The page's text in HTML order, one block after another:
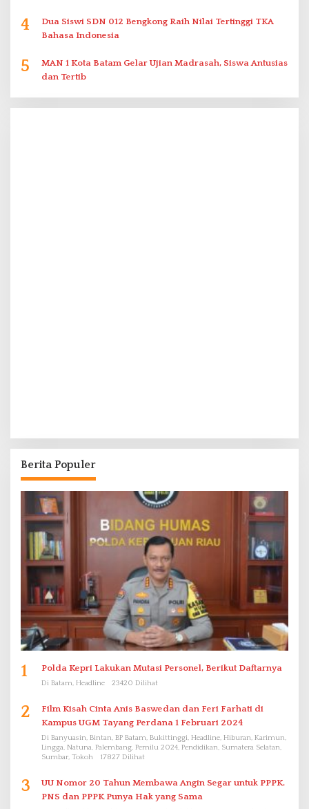
4
Dua Siswi SDN 012 Bengkong Raih Nilai Tertinggi TKA
Bahasa Indonesia
5
MAN 1 Kota Batam Gelar Ujian Madrasah, Siswa Antusias
dan Tertib
Berita Populer
1 Polda Kepri Lakukan Mutasi Personel, Berikut Daftarnya
Di Batam, Headline 23420 Dilihat
2
Film Kisah Cinta Anis Baswedan dan Feri Farhati di
Kampus UGM Tayang Perdana 1 Februari 2024
Di Banyuasin, Bintan, BP Batam, Bukittinggi, Headline, Hiburan, Karimun,
Lingga, Natuna, Palembang, Pemilu 2024, Pendidikan, Sumatera Selatan,
Sumbar, Tokoh
17827 Dilihat
3
UU Nomor 20 Tahun Membawa Angin Segar untuk PPPK.
PNS dan PPPK Punya Hak yang Sama